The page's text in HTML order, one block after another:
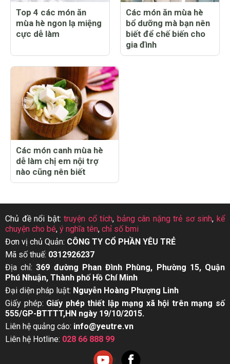
Top 4 các món ăn
mùa hè ngon lạ miệng
cực dễ làm
Các món ăn mùa hè
bổ dưỡng mà bạn nên
biết để chế biến cho
gia đình
Các món canh mùa hè
dễ làm chị em nội trợ
nào cũng nên biết
Chủ đề nổi bật:truyện cổ tích, bảng cân nặng trẻ sơ sinh,kể
chuyện cho bé, ý nghĩa tên, chỉ số bmi
Đơn vị chủ Quản: CÔNG TY CỔ PHẦN YÊU TRẺ
Mã số thuế: 0312926237
Địa chỉ:369 đường Phan Đình Phùng, Phường 15, Quận
Phú Nhuận, Thành phố Hồ Chí Minh
Đại diện pháp luật: Nguyễn Hoàng Phượng Linh
Giấy phép: Giấy phép thiết lập mạng xã hội trên mạng số
555/GP-BTTTT,HN ngày 19/10/2015.
Liên hệ quảng cáo: info@yeutre.vn
Liên hệ Hotline: 028 66 888 99